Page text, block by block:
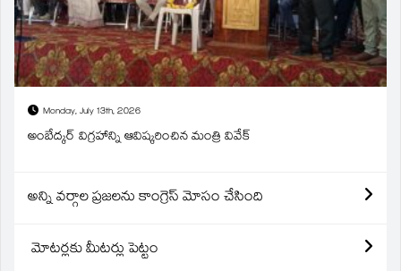
Monday, July 13th, 2026
అంబేద్కర్ విగ్రహాన్ని ఆవిష్కరించిన మంత్రి వివేక్
అన్ని వర్గాల ప్రజలను కాంగ్రెస్ మోసం చేసింది
మోటర్లకు మీటర్లు పెట్టం